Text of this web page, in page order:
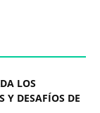
LOS
Y DESAFÍOS DE